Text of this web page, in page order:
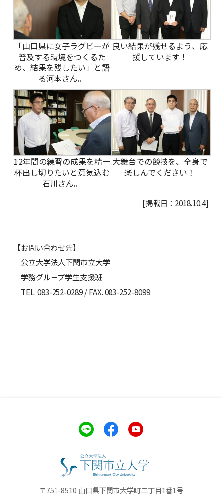
「山口県に女子ラグビーが
普及する環境をつくるた
め、結果を残したい」と語
る河本さん。
良い結果が残せるよう、応
援しています！
12年間の練習の成果を精一
杯出し切りたいと意気込む
石川さん。
大舞台での競技を、全身で
楽しんでください！
[掲載日：2018.10.4]
【お問い合わせ先】
公立大学法人下関市立大学
学務グループ学生支援班
TEL. 083-252-0289 / FAX. 083-252-8099
〒751-8510 山口県下関市大学町二丁目1番1号